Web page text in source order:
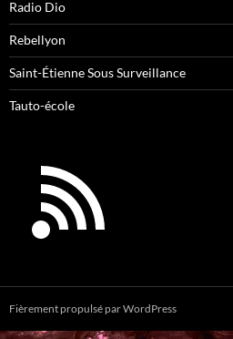
Radio Dio
Rebellyon
Saint-Étienne Sous Surveillance
Tauto-école
Fièrement propulsé par WordPress